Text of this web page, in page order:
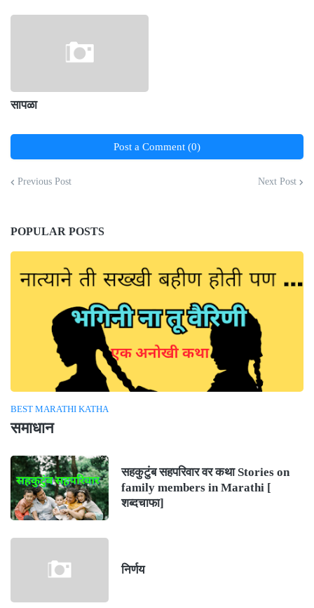
सापळा
Post a Comment (0)
Previous Post Next Post
POPULAR POSTS
BEST MARATHI KATHA
समाधान
सहकुटुंब सहपरिवार वर कथा Stories on
family members in Marathi [
शब्दचाफा]
निर्णय